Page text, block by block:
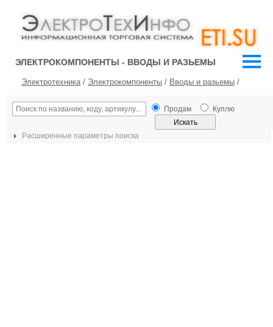
ЭЛЕКТРОКОМПОНЕНТЫ - ВВОДЫ И РАЗЬЕМЫ
Электротехника/ Электрокомпоненты / Вводы и разьемы /
Продам Куплю
Расширенные параметры поиска